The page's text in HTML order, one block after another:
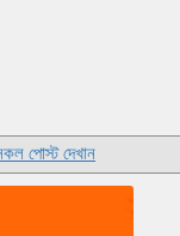
পোস্ট দেখান